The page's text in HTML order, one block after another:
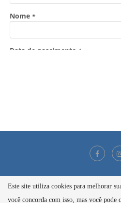
@2021 - Todos os
Este site utiliza cookies para melhorar
você concorda com isso, mas você pode